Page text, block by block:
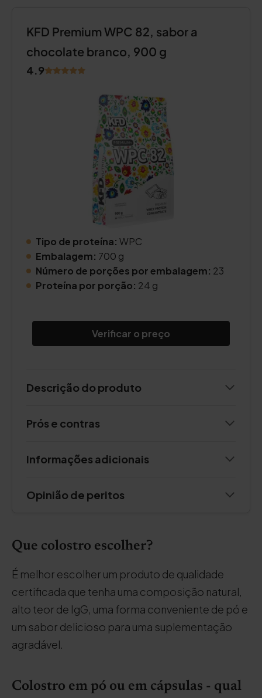
KFD Premium WPC 82, sabor a
chocolate branco, 900 g
4.9
Tipo de proteína: WPC
Embalagem: 700 g
Número de porções por embalagem: 23
Proteína por porção: 24 g
Verificar o preço
Descrição do produto
Prós e contras
Informações adicionais
Opinião de peritos
Que colostro escolher?
É melhor escolher um produto de qualidade
certificada que tenha uma composição natural,
alto teor de IgG, uma forma conveniente de pó e
um sabor delicioso para uma suplementação
agradável.
Colostro em pó ou em cápsulas - qual